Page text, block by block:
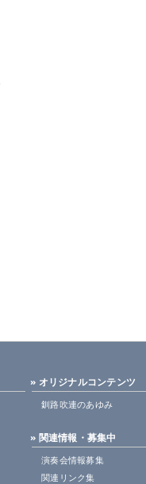
» オリジナルコンテンツ
釧路吹連のあゆみ
» 関連情報・募集中
演奏会情報募集
関連リンク集